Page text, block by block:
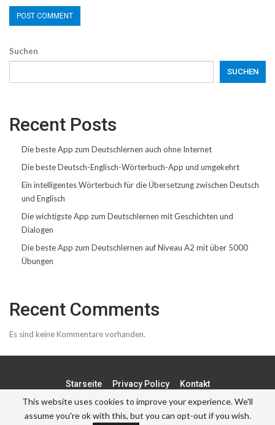
Suchen
SUCHEN
Recent Posts
Die beste App zum Deutschlernen auch ohne Internet
Die beste Deutsch-Englisch-Wörterbuch-App und umgekehrt
Ein intelligentes Wörterbuch für die Übersetzung zwischen Deutsch
und Englisch
Die wichtigste App zum Deutschlernen mit Geschichten und
Dialogen
Die beste App zum Deutschlernen auf Niveau A2 mit über 5000
Übungen
Recent Comments
Es sind keine Kommentare vorhanden.
Starseite Privacy Policy Kontakt
© - . All Rights Reserved.
This website uses cookies to improve your experience. We'll
assume you're ok with this, but you can opt-out if you wish.